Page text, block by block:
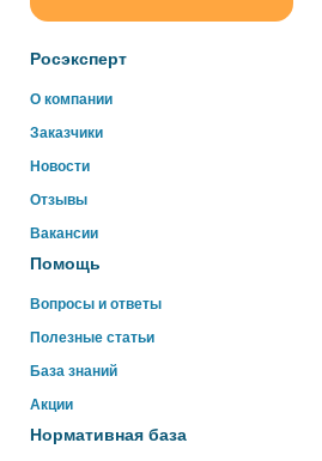
Росэксперт
О компании
Заказчики
Новости
Отзывы
Вакансии
Помощь
Вопросы и ответы
Полезные статьи
База знаний
Акции
Нормативная база
online
Здравствуйте!
Свяжитесь с нами через